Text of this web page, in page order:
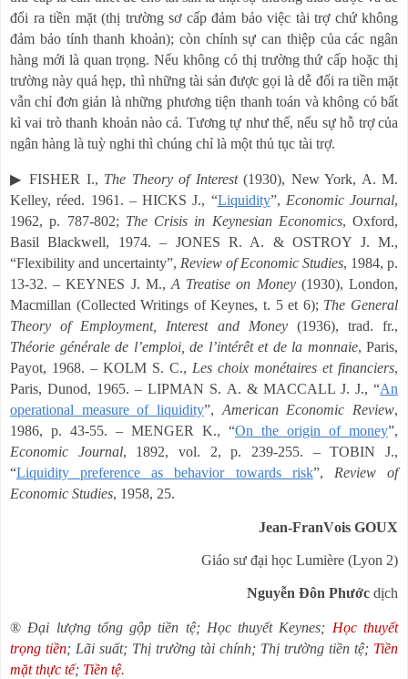
đổi ra tiền mặt (thị trường sơ cấp đảm bảo việc tài trợ chứ không
đảm bảo tính thanh khoản); còn chính sự can thiệp của các ngân
hàng mới là quan trọng. Nếu không có thị trường thứ cấp hoặc thị
trường này quá hẹp, thì những tài sản được gọi là dễ đổi ra tiền mặt
vẫn chỉ đơn giản là những phương tiện thanh toán và không có bất
kì vai trò thanh khoản nào cả. Tương tự như thế, nếu sự hỗ trợ của
ngân hàng là tuỳ nghi thì chúng chỉ là một thủ tục tài trợ.
▶ FISHER I., The Theory of Interest(1930), New York, A. M.
Kelley, réed. 1961. –HICKS J., “Liquidity”, Economic Journal,
1962, p. 787-802; The Crisis in Keynesian Economics, Oxford,
Basil Blackwell, 1974.– JONES R. A. & OSTROY J. M.,
“Flexibility and uncertainty”, Review of Economic Studies, 1984, p.
13-32.– KEYNES J. M.,A Treatise on Money(1930), London,
Macmillan (Collected Writings of Keynes, t. 5 et 6); The General
Theory of Employment, Interest and Money(1936), trad. fr.,
Théorie générale de l’emploi, de l’intérêt et de la monnaie, Paris,
Payot, 1968. – KOLM S. C., Les choix monétaires et financiers,
Paris, Dunod, 1965.– LIPMAN S. A. & MACCALL J. J.,“An
operational measure of liquidity”, American Economic Review,
1986, p. 43-55. – MENGER K., “On the origin of money”,
Economic Journal, 1892, vol. 2, p. 239-255. –TOBIN J.,
“Liquidity preference as behavior towards risk”, Review of
Economic Studies, 1958, 25.
Jean-FranVois GOUX
Giáo sư đại học Lumière (Lyon 2)
Nguyễn Đôn Phước dịch
® Đại lượng tổng gộp tiền tệ; Học thuyết Keynes; Học thuyết
trọng tiền; Lãi suất; Thị trường tài chính; Thị trường tiền tệ; Tiền
mặt thực tế; Tiền tệ.